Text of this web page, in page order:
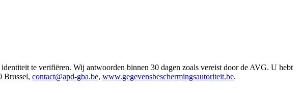
te verifiëren. Wij antwoorden binnen 30 dagen zoals vereist door de AVG. U hebt
Brussel, contact@apd-gba.be, www.gegevensbeschermingsautoriteit.be.